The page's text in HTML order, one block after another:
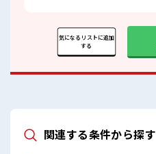
気になるリストに追加
する
関連する条件から探す